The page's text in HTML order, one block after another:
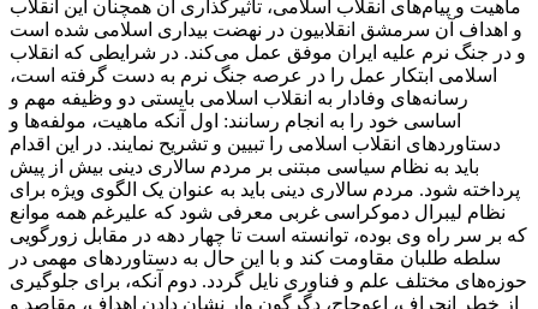
ماهیت و پیام‌های انقلاب اسلامی، تاثیرگذاری آن همچنان این انقلاب
و اهداف آن سرمشق انقلابیون در نهضت بیداری اسلامی شده است
و در جنگ نرم علیه ایران موفق عمل می‌کند. در شرایطی که انقلاب
اسلامی ابتکار عمل را در عرصه جنگ نرم به دست گرفته است،
رسانه‌های وفادار به انقلاب اسلامی بایستی دو وظیفه مهم و
اساسی خود را به انجام رسانند: اول آنکه ماهیت، مولفه‌ها و
دستاوردهای انقلاب اسلامی را تبیین و تشریح نمایند. در این اقدام
باید به نظام سیاسی مبتنی بر مردم سالاری دینی بیش از پیش
پرداخته شود. مردم سالاری دینی باید به عنوان یک الگوی ویژه برای
نظام لیبرال دموکراسی غربی معرفی شود که علیرغم همه موانع
که بر سر راه وی بوده، توانسته است تا چهار دهه در مقابل زورگویی
سلطه طلبان مقاومت کند و با این حال به دستاوردهای مهمی در
حوزه‌های مختلف علم و فناوری نایل گردد. دوم آنکه، برای جلوگیری
از خطر انحراف، اعوجاج، دگرگون وار نشان دادن اهداف، مقاصد و